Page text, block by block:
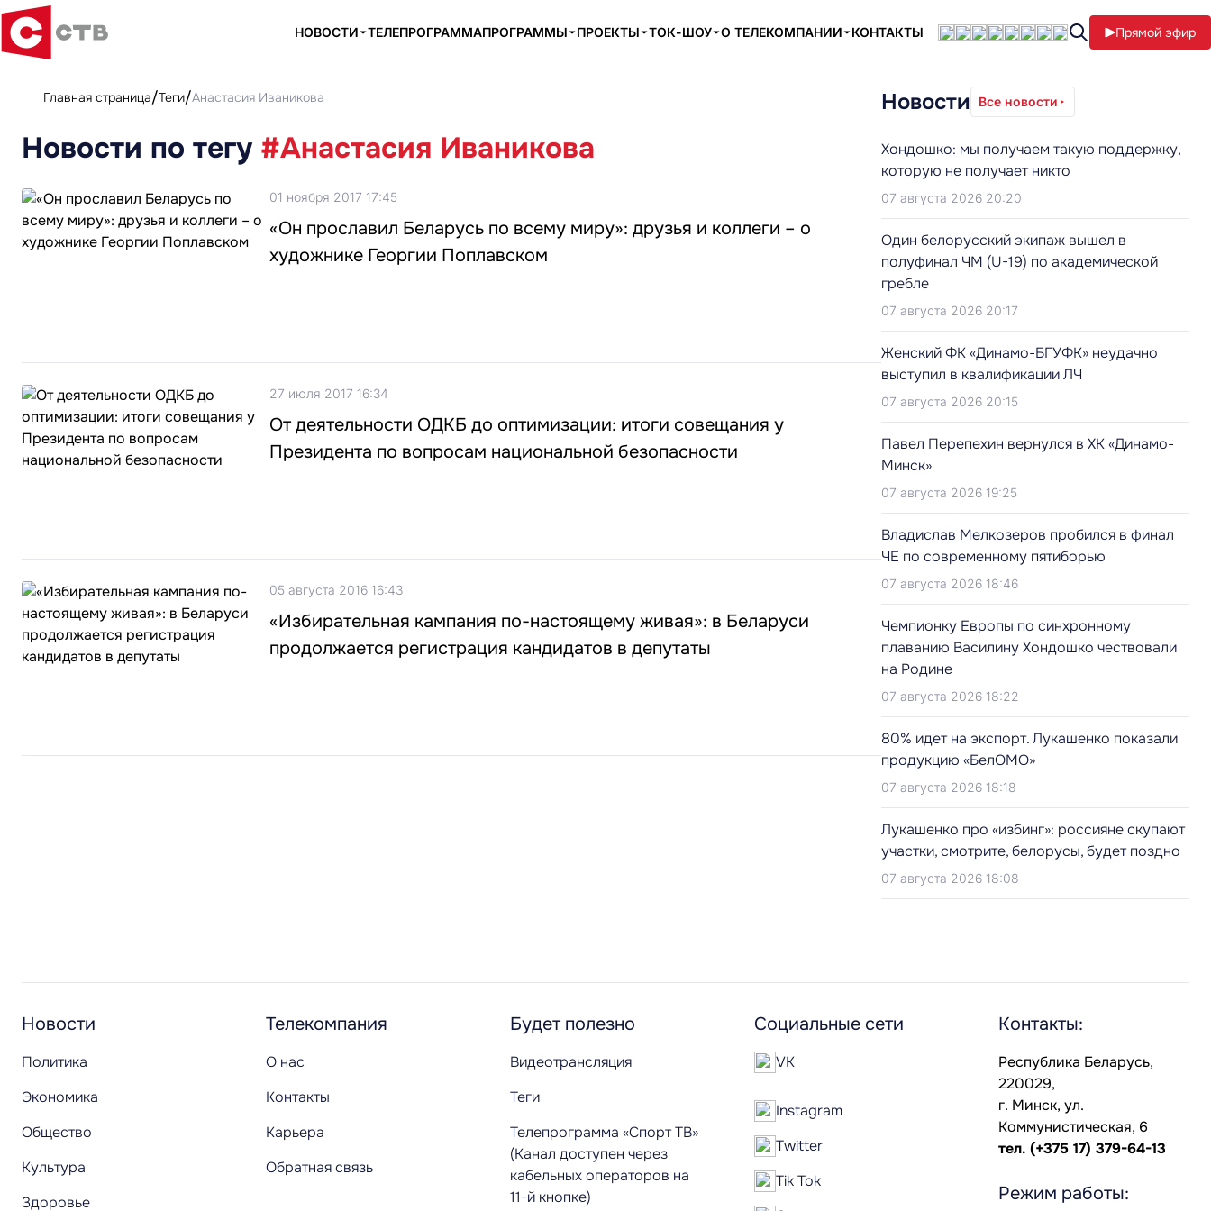
НОВОСТИ ТЕЛЕПРОГРАММАПРОГРАММЫ ПРОЕКТЫ ТОК-ШОУ О ТЕЛЕКОМПАНИИ КОНТАКТЫ Прямой эфир
Главная страница Теги Анастасия Иваникова
Новости по тегу #Анастасия Иваникова
01 ноября 2017 17:45
«Он прославил Беларусь по всему миру»: друзья и коллеги – о
художнике Георгии Поплавском
27 июля 2017 16:34
От деятельности ОДКБ до оптимизации: итоги совещания у
Президента по вопросам национальной безопасности
05 августа 2016 16:43
«Избирательная кампания по-настоящему живая»: в Беларуси
продолжается регистрация кандидатов в депутаты
Новости Все новости
Хондошко: мы получаем такую поддержку,
которую не получает никто
07 августа 2026 20:20
Один белорусский экипаж вышел в
полуфинал ЧМ (U-19) по академической
гребле
07 августа 2026 20:17
Женский ФК «Динамо-БГУФК» неудачно
выступил в квалификации ЛЧ
07 августа 2026 20:15
Павел Перепехин вернулся в ХК «Динамо-
Минск»
07 августа 2026 19:25
Владислав Мелкозеров пробился в финал
ЧЕ по современному пятиборью
07 августа 2026 18:46
Чемпионку Европы по синхронному
плаванию Василину Хондошко чествовали
на Родине
07 августа 2026 18:22
80% идет на экспорт. Лукашенко показали
продукцию «БелОМО»
07 августа 2026 18:18
Лукашенко про «избинг»: россияне скупают
участки, смотрите, белорусы, будет поздно
07 августа 2026 18:08
Новости
Политика
Экономика
Общество
Культура
Здоровье
Телекомпания
О нас
Контакты
Карьера
Обратная связь
Будет полезно
Видеотрансляция
Теги
Телепрограмма «Спорт ТВ»
(Канал доступен через
кабельных операторов на
11-й кнопке)
Социальные сети
VK
Instagram
Twitter
Tik Tok
Контакты:
Республика Беларусь,
220029,
г. Минск, ул.
Коммунистическая, 6
тел. (+375 17) 379-64-13
Режим работы: